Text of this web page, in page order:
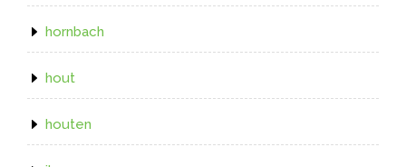
hornbach
hout
houten